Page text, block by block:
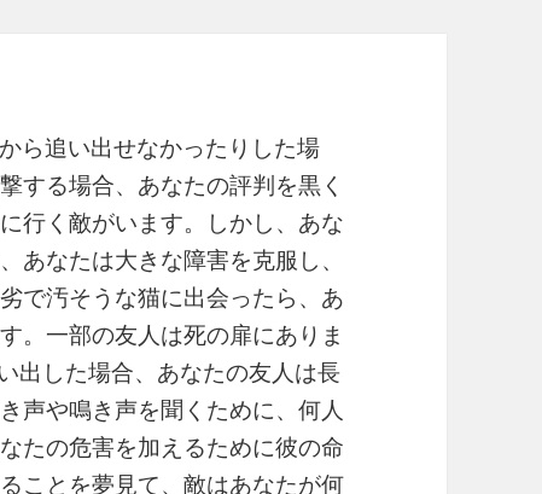
ら追い出せなかったりした場
する場合、あなたの評判を黒く
行く敵がいます。しかし、あな
あなたは大きな障害を克服し、
で汚そうな猫に出会ったら、あ
。一部の友人は死の扉にありま
出した場合、あなたの友人は長
声や鳴き声を聞くために、何人
たの危害を加えるために彼の命
ことを夢見て、敵はあなたが何